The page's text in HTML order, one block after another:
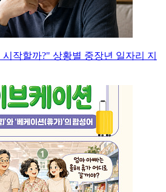
작할까?" 상황별 중장년 일자리 지